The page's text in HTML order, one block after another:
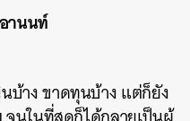
านนท์
บ้าง ขาดทุนบ้าง แต่ก็ยัง